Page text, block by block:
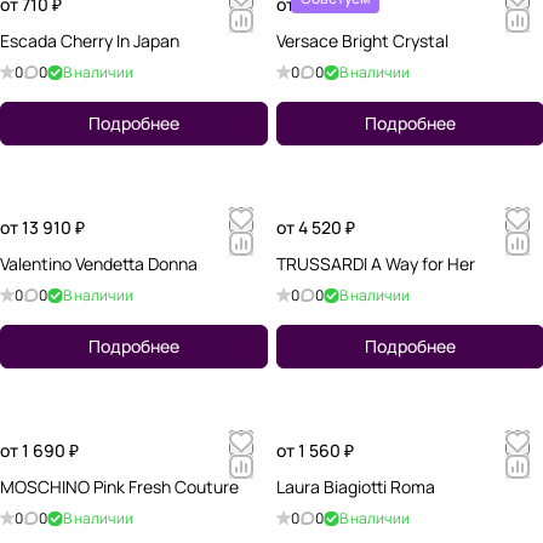
Escada Cherry In Japan
0 0 В наличии
Подробнее
Versace Bright Crystal
0 0 В наличии
Подробнее
от 13 910 ₽
Valentino Vendetta Donna
0 0 В наличии
Подробнее
от 4 520 ₽
TRUSSARDI A Way for Her
0 0 В наличии
Подробнее
от 1 690 ₽
MOSCHINO Pink Fresh Couture
0 0 В наличии
от 1 560 ₽
Laura Biagiotti Roma
0 0 В наличии